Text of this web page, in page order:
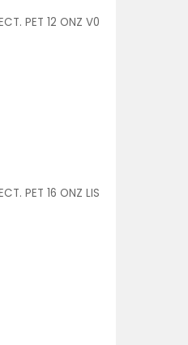
PET 12 ONZ V00552 1/600
PET 16 ONZ LISA V00573/P 1/